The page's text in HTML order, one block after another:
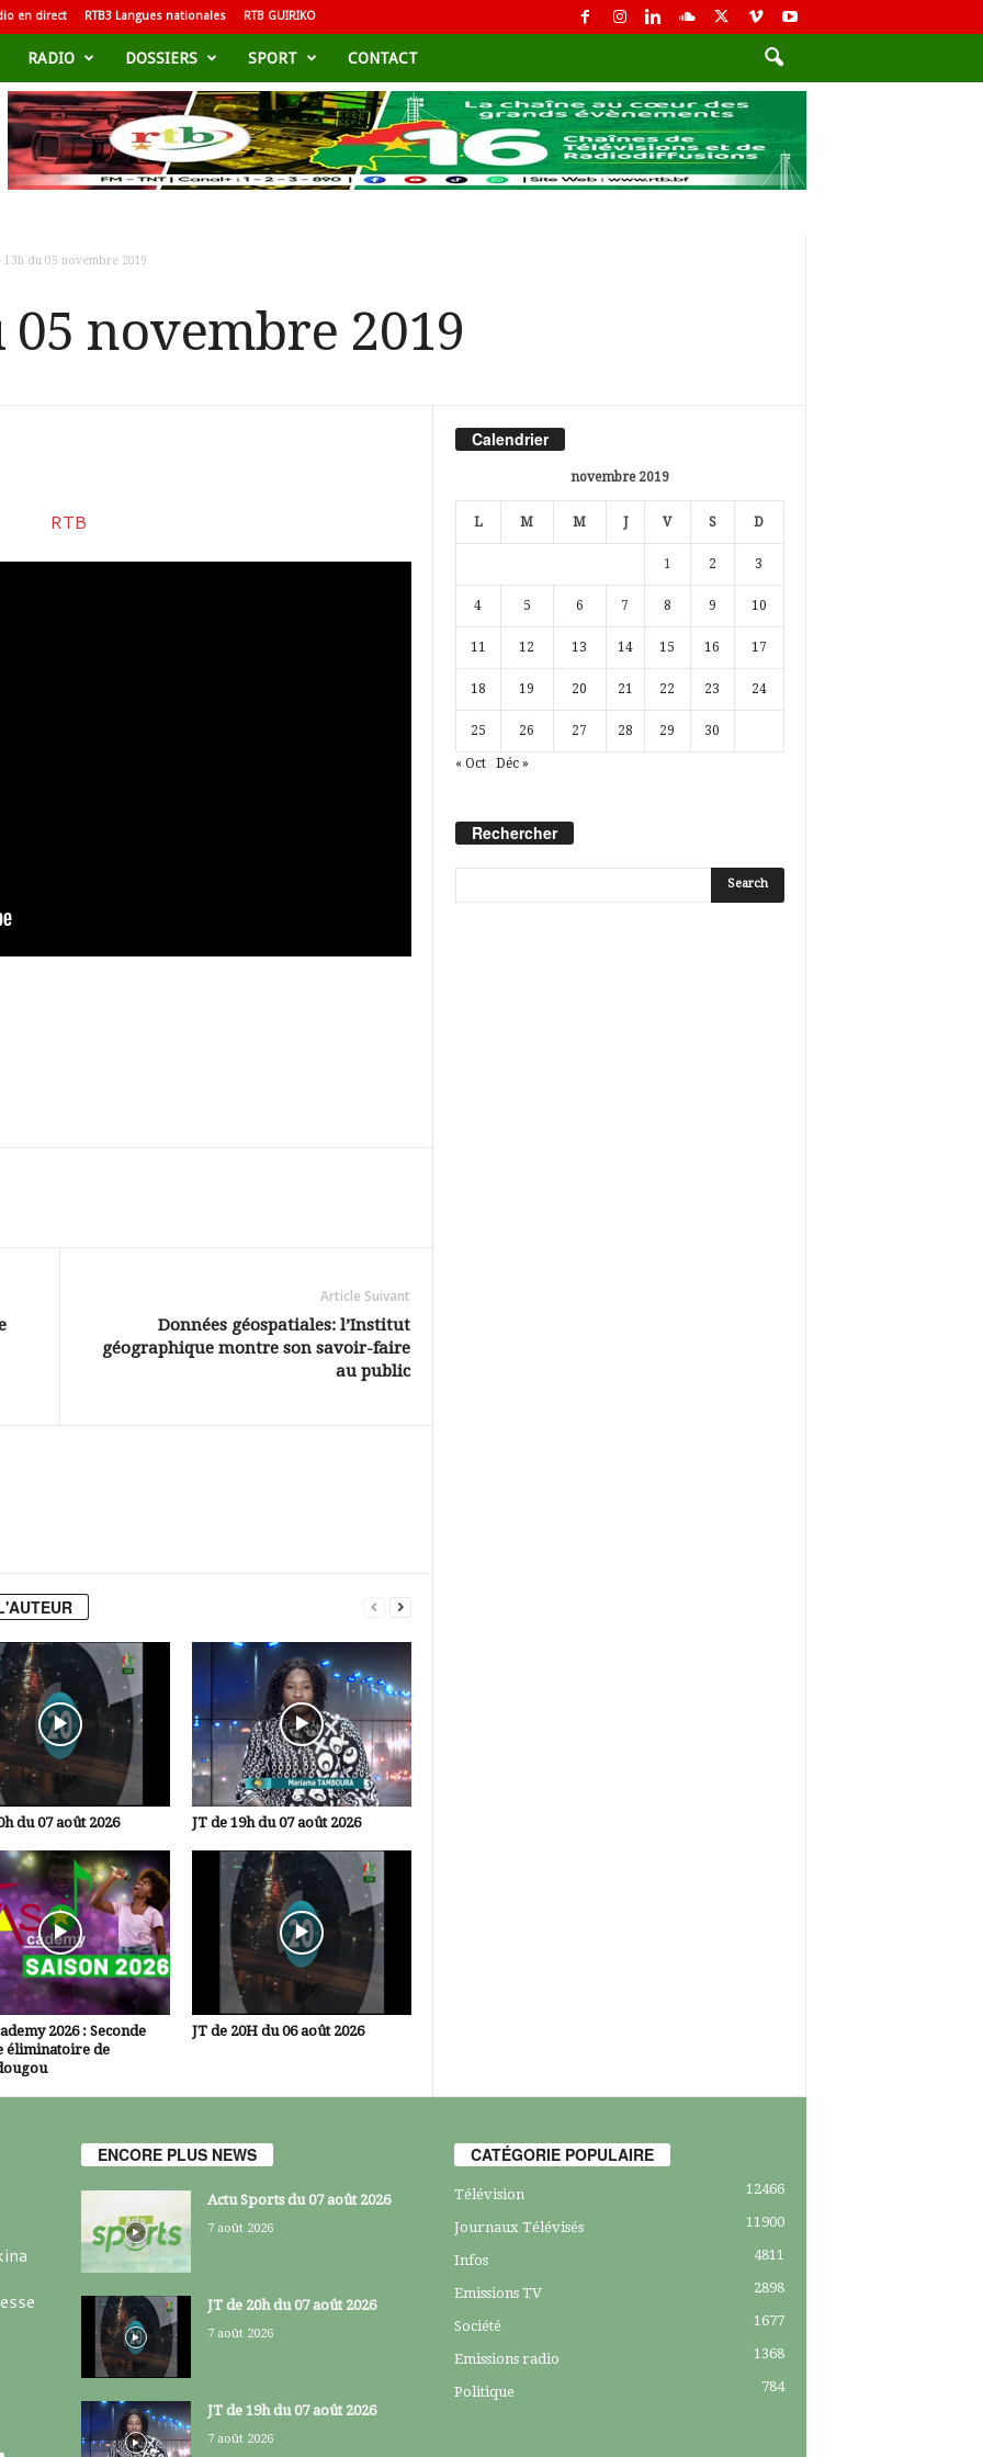
en direct RTB3 Langues nationales RTB GUIRIKO
RADIO DOSSIERS SPORT CONTACT
13h du 05 novembre 2019
05 novembre 2019
Article Suivant
Données géospatiales: l’Institut
géographique montre son savoir-faire
au public
du 07 août 2026 JT de 19h du 07 août 2026
2026 : Seconde
éliminatoire de
JT de 20H du 06 août 2026
Calendrier
novembre 2019
L M M J V S D
1 2 3
4 5 6 7 8 9 10
11 12 13 14 15 16 17
18 19 20 21 22 23 24
25 26 27 28 29 30
« Oct Déc »
Rechercher
ENCORE PLUS NEWS
Actu Sports du 07 août 2026
7 août 2026
JT de 20h du 07 août 2026
7 août 2026
JT de 19h du 07 août 2026
7 août 2026
CATÉGORIE POPULAIRE
Télévision 12466
Journaux Télévisés 11900
Infos 4811
Emissions TV 2898
Société 1677
Emissions radio 1368
Politique 784